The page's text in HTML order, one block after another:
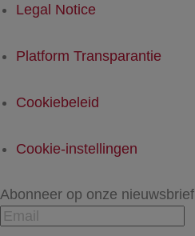
Legal Notice
Platform Transparantie
Cookiebeleid
Cookie-instellingen
Abonneer op onze nieuwsbrief